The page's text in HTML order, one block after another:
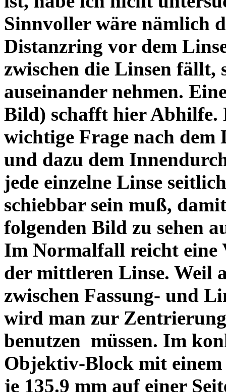
Sinnvoller wäre nämlich
Distanzring vor dem
zwischen die Linsen fällt,
auseinander nehmen.
Bild) schafft hier Abhilfe.
wichtige Frage nach dem
und dazu dem
jede einzelne Linse
schiebbar sein muß,
folgenden Bild zu sehen
Im Normalfall reicht eine
der mittleren Linse. Weil
zwischen Fassung- und
wird man zur
benutzen müssen. Im
Objektiv-Block mit einem
je 135.9 mm auf einer